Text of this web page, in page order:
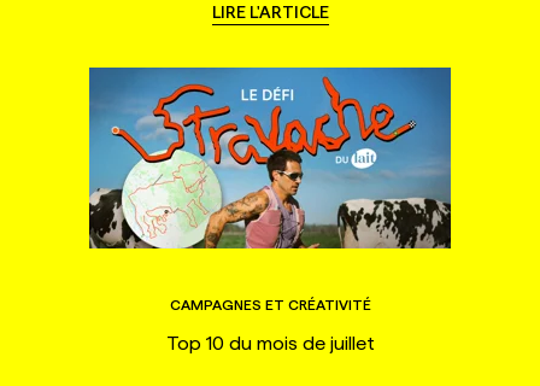
LIRE L'ARTICLE
CAMPAGNES ET CRÉATIVITÉ
Top 10 du mois de juillet